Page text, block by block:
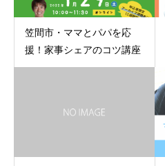
笠間市・ママとパパを応
援！家事シェアのコツ講座